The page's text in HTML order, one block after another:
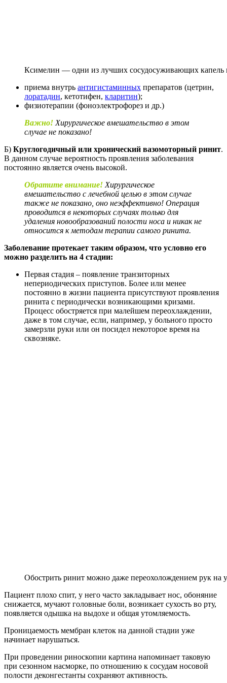
Ксимелин — одни из лучших сосудосуживающих капель
приема внутрь антигистаминных препаратов (цетрин,
лоратадин, кетотифен, кларитин);
физиотерапии (фоноэлектрофорез и др.)
Важно! Хирургическое вмешательство в этом
случае не показано!
Б) Круглогодичный или хронический вазомоторный ринит.
В данном случае вероятность проявления заболевания
постоянно является очень высокой.
Обратите внимание! Хирургическое
вмешательство с лечебной целью в этом случае
также не показано, оно неэффективно! Операция
проводится в некоторых случаях только для
удаления новообразований полости носа и никак не
относится к методам терапии самого ринита.
Заболевание протекает таким образом, что условно его
можно разделить на 4 стадии:
Первая стадия – появление транзиторных
непериодических приступов. Более или менее
постоянно в жизни пациента присутствуют проявления
ринита с периодически возникающими кризами.
Процесс обостряется при малейшем переохлаждении,
даже в том случае, если, например, у больного просто
замерзли руки или он посидел некоторое время на
сквозняке.
Обострить ринит можно даже переохолождением рук на
Пациент плохо спит, у него часто закладывает нос, обоняние
снижается, мучают головные боли, возникает сухость во рту,
появляется одышка на выдохе и общая утомляемость.
Проницаемость мембран клеток на данной стадии уже
начинает нарушаться.
При проведении риноскопии картина напоминает таковую
при сезонном насморке, по отношению к сосудам носовой
полости деконгестанты сохраняют активность.